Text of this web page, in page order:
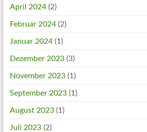
April 2024(2)
Februar 2024(2)
Januar 2024(1)
Dezember 2023(3)
November 2023(1)
September 2023(1)
August 2023(1)
Juli 2023(2)